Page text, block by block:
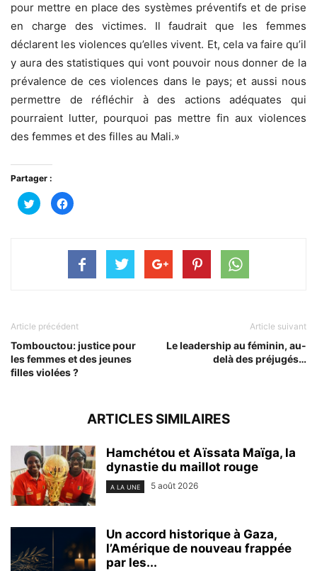
pour mettre en place des systèmes préventifs et de prise
en charge des victimes. Il faudrait que les femmes
déclarent les violences qu’elles vivent. Et, cela va faire qu’il
y aura des statistiques qui vont pouvoir nous donner de la
prévalence de ces violences dans le pays; et aussi nous
permettre de réfléchir à des actions adéquates qui
pourraient lutter, pourquoi pas mettre fin aux violences
des femmes et des filles au Mali.»
Partager :
Cliquez
pour
partager
Cliquez
pour
une
nouvelle
fenêtre)
Article précédent
Tombouctou: justice pour
les femmes et des jeunes
filles violées ?
Article suivant
Le leadership au féminin, au-
delà des préjugés…
ARTICLES SIMILAIRES
Hamchétou et Aïssata Maïga, la
dynastie du maillot rouge
A LA UNE 5 août 2026
Un accord historique à Gaza,
l’Amérique de nouveau frappée
par les...